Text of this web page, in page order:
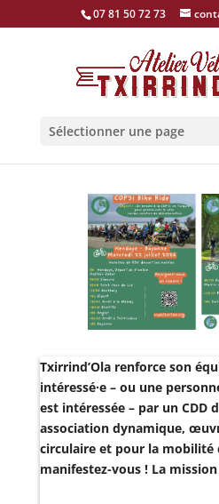
07 81 50 72 73
Sélectionner une page
Txirrind’Ola renforce son
intéressé·e – ou une
est intéressée – par un CDD
association dynamique,
circulaire et pour la mobilité
manifestez-vous ! La